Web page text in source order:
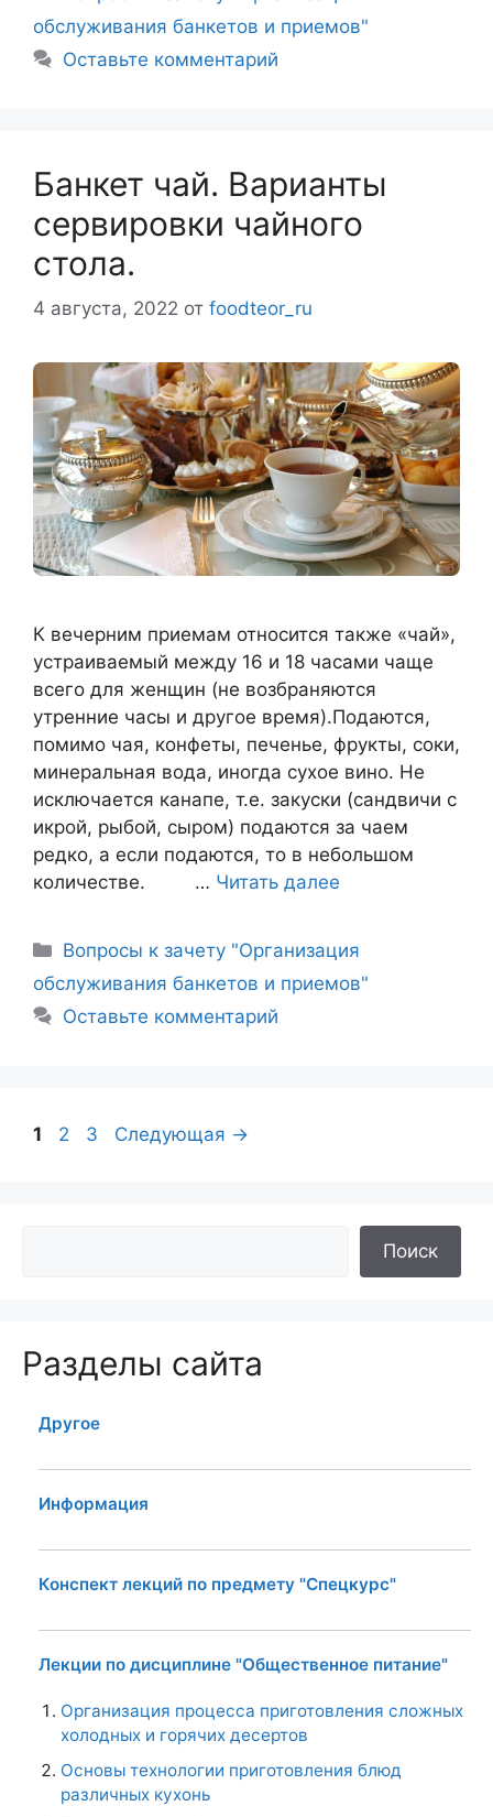
обслуживания банкетов и приемов"
Оставьте комментарий
Банкет чай. Варианты
сервировки чайного
стола.
4 августа, 2022 от foodteor_ru
К вечерним приемам относится также «чай»,
устраиваемый между 16 и 18 часами чаще
всего для женщин (не возбраняются
утренние часы и другое время).Подаются,
помимо чая, конфеты, печенье, фрукты, соки,
минеральная вода, иногда сухое вино. Не
исключается канапе, т.е. закуски (сандвичи с
икрой, рыбой, сыром) подаются за чаем
редко, а если подаются, то в небольшом
количестве. … Читать далее
Рубрики
Вопросы к зачету "Организация
обслуживания банкетов и приемов"
Оставьте комментарий
Навигация
Страница
1 Страница
2 Страница
3 Следующая →
Поиск
Разделы сайта
Другое
Информация
Конспект лекций по предмету "Спецкурс"
Лекции по дисциплине "Общественное питание"
Организация процесса приготовления сложных
холодных и горячих десертов
Основы технологии приготовления блюд
различных кухонь